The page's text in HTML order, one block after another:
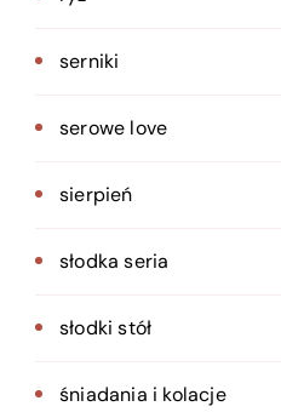
serniki
serowe love
sierpień
słodka seria
słodki stół
śniadania i kolacje